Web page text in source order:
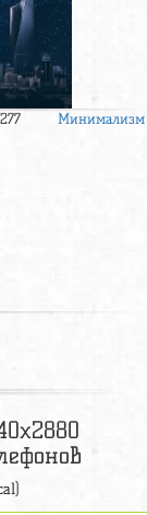
277 Минимализм